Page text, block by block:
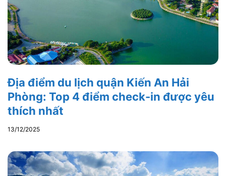
Địa điểm du lịch quận Kiến An Hải
Phòng: Top 4 điểm check-in được yêu
thích nhất
13/12/2025